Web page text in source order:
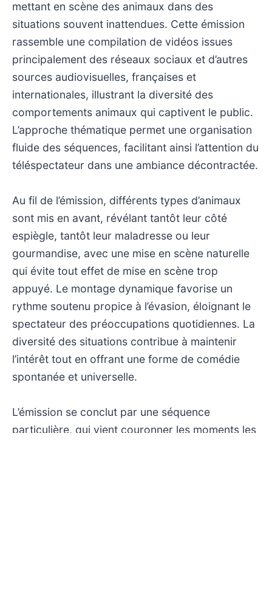
mettant en scène des animaux dans des
situations souvent inattendues. Cette émission
rassemble une compilation de vidéos issues
principalement des réseaux sociaux et d’autres
sources audiovisuelles, françaises et
internationales, illustrant la diversité des
comportements animaux qui captivent le public.
L’approche thématique permet une organisation
fluide des séquences, facilitant ainsi l’attention du
téléspectateur dans une ambiance décontractée.
Au fil de l’émission, différents types d’animaux
sont mis en avant, révélant tantôt leur côté
espiègle, tantôt leur maladresse ou leur
gourmandise, avec une mise en scène naturelle
qui évite tout effet de mise en scène trop
appuyé. Le montage dynamique favorise un
rythme soutenu propice à l’évasion, éloignant le
spectateur des préoccupations quotidiennes. La
diversité des situations contribue à maintenir
l’intérêt tout en offrant une forme de comédie
spontanée et universelle.
L’émission se conclut par une séquence
particulière, qui vient couronner les moments les